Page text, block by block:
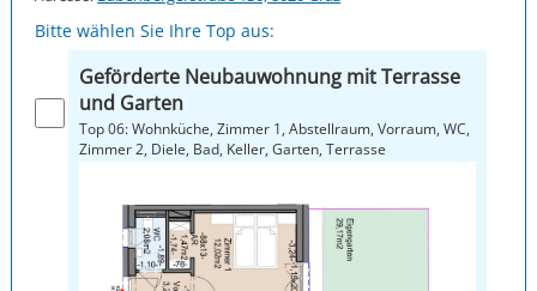
Bitte wählen Sie Ihre Top aus:
Geförderte Neubauwohnung mit Terrasse
und Garten
Top 06: Wohnküche, Zimmer 1, Abstellraum, Vorraum, WC,
Zimmer 2, Diele, Bad, Keller, Garten, Terrasse